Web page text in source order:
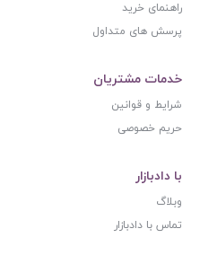
راهنمای خرید
پرسش های متداول
خدمات مشتریان
شرایط و قوانین
حریم خصوصی
با دادبازار
وبلاگ
تماس با دادبازار